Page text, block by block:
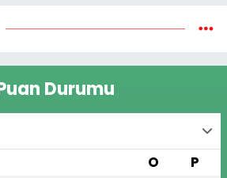
Durumu
O P